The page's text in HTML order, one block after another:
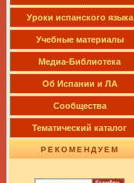
Уроки испанского языка
Учебные материалы
Медиа-Библиотека
Об Испании и ЛА
Сообщества
Тематический каталог
РЕКОМЕНДУЕМ